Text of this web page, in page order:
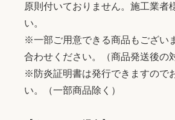
原則付いておりません。施工業者
い。
※一部ご用意できる商品もござい
合わせください。（商品発送後の
※防炎証明書は発行できますので
い。（一部商品除く）